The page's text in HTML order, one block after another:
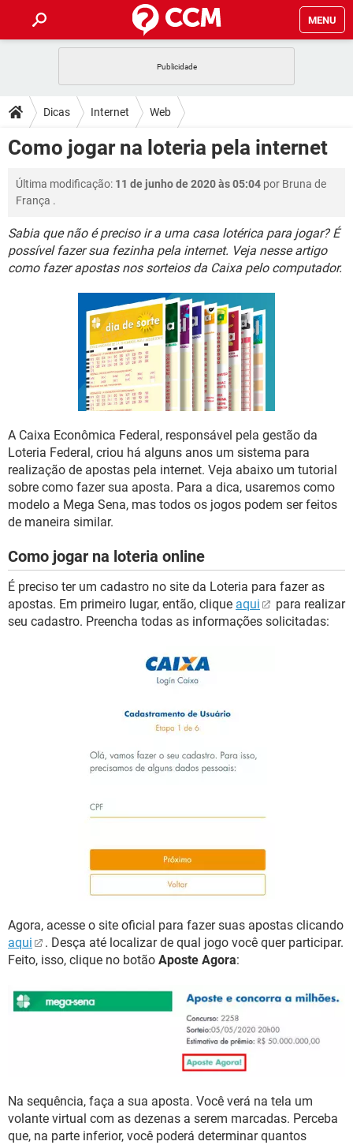
MENU
CELULAR
OUTLOOK EXCEL
GUIA DE COMPRAS
DICAS
JOGOS
CELULAR FACEBOOK
OUTLOOK EXCEL
GUIA DE COMPRAS
DOWNLOADS
CELULAR
INSTAGRAM GMAIL
GUIA DE COMPRAS
FÓRUM
CELULAR FACEBOOK
OUTLOOK EXCEL
GMAIL
GUIA DE COMPRAS
JOGOS WHATSAPP
EXCEL
GMAIL
GUIA DE COMPRAS
Dicas Internet Web
Como jogar na loteria pela internet
Última modificação: 11 de junho de 2020 às 05:04 por Bruna de
França .
Sabia que não é preciso ir a uma casa lotérica para jogar? É
possível fazer sua fezinha pela internet. Veja nesse artigo
como fazer apostas nos sorteios da Caixa pelo computador.
A Caixa Econômica Federal, responsável pela gestão da
Loteria Federal, criou há alguns anos um sistema para
realização de apostas pela internet. Veja abaixo um tutorial
sobre como fazer sua aposta. Para a dica, usaremos como
modelo a Mega Sena, mas todos os jogos podem ser feitos
de maneira similar.
Como jogar na loteria online
É preciso ter um cadastro no site da Loteria para fazer as
apostas. Em primeiro lugar, então, clique aqui
para realizar
seu cadastro. Preencha todas as informações solicitadas:
Agora, acesse o site oficial para fazer suas apostas clicando
aqui
. Desça até localizar de qual jogo você quer participar.
Feito, isso, clique no botão Aposte Agora:
Na sequência, faça a sua aposta. Você verá na tela um
volante virtual com as dezenas a serem marcadas. Perceba
que, na parte inferior, você poderá determinar quantos